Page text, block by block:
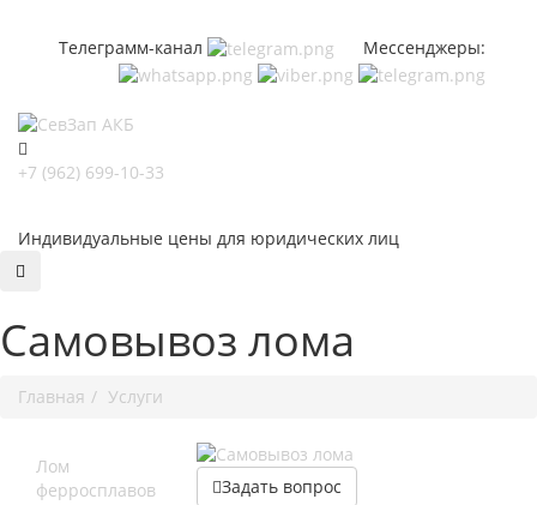
Телеграмм-канал Мессенджеры:
+7 (962) 699-10-33
Индивидуальные цены для юридических лиц
Самовывоз лома
Главная Услуги
Лом
ферросплавов
Задать вопрос